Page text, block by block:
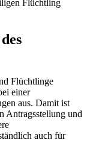
Flüchtling
Flüchtlinge
einer
aus. Damit ist
Antragsstellung und
auch für